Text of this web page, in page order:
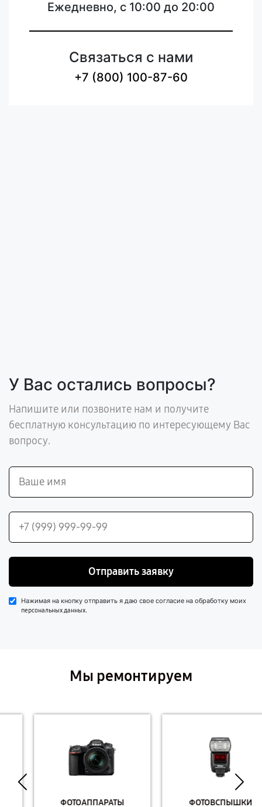
Ежедневно, с 10:00 до 20:00
Связаться с нами
+7 (800) 100-87-60
У Вас остались вопросы?
Напишите или позвоните нам и получите
бесплатную консультацию по интересующему Вас
вопросу.
Отправить заявку
Нажимая на кнопку отправить я даю свое согласие на обработку моих
персональных данных.
Мы ремонтируем
ФОТОАППАРАТЫ ФОТОВСПЫШКИ